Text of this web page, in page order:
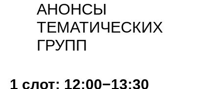
АНОНСЫ
ТЕМАТИЧЕСКИХ
ГРУПП
1 слот: 12:00−13:30